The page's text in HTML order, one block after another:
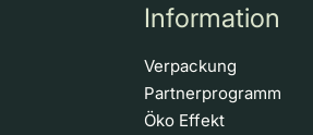
Information
Verpackung
Partnerprogramm
Öko Effekt